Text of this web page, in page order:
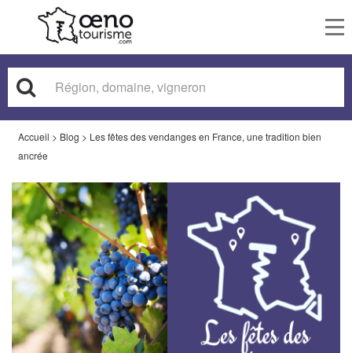
Accueil > Blog > Les fêtes des vendanges en France, une tradition bien
ancrée